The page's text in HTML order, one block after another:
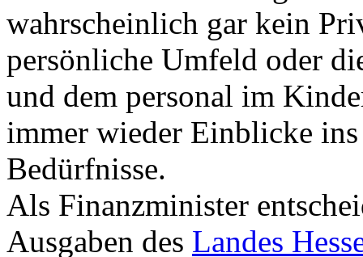
wahrscheinlich gar kein
persönliche Umfeld oder
und dem personal im
immer wieder Einblicke
Bedürfnisse.
Als Finanzminister
Ausgaben des Landes